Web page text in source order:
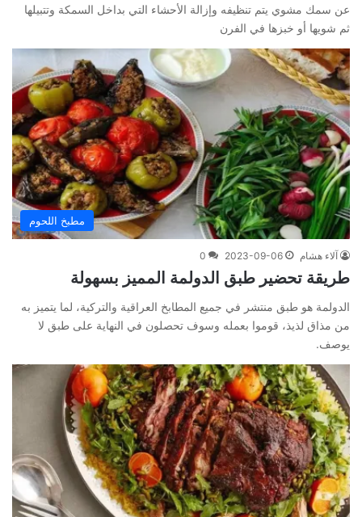
عن سمك مشوي يتم تنظيفه وإزالة الأحشاء التي بداخل السمكة وتتبيلها
ثم شويها أو خبزها في الفرن
مطبخ اللحوم
آلاء هشام 2023-09-06
0
طريقة تحضير طبق الدولمة المميز بسهولة
الدولمة هو طبق منتشر في جميع المطابخ العراقية والتركية، لما يتميز به
من مذاق لذيذ، قوموا بعمله وسوف تحصلون في النهاية على طبق لا
يوصف.